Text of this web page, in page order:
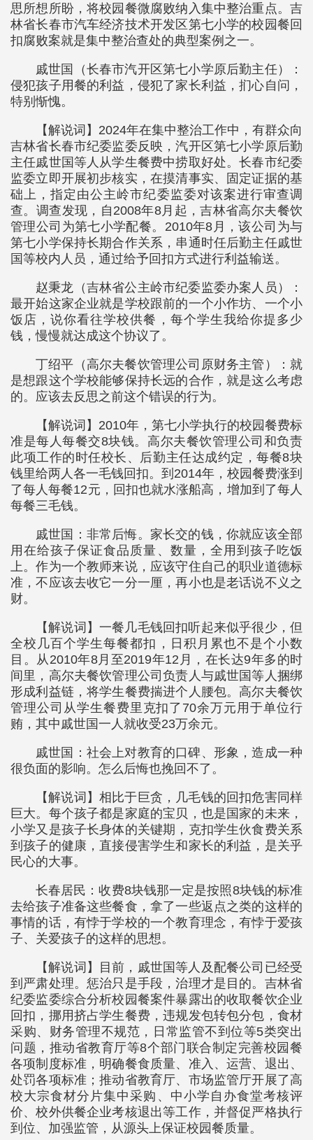
思所想所盼，将校园餐微腐败纳入集中整治重点。吉
林省长春市汽车经济技术开发区第七小学的校园餐回
扣腐败案就是集中整治查处的典型案例之一。
戚世国（长春市汽开区第七小学原后勤主任）：
侵犯孩子用餐的利益，侵犯了家长利益，扪心自问，
特别惭愧。
【解说词】2024年在集中整治工作中，有群众向
吉林省长春市纪委监委反映，汽开区第七小学原后勤
主任戚世国等人从学生餐费中捞取好处。长春市纪委
监委立即开展初步核实，在摸清事实、固定证据的基
础上，指定由公主岭市纪委监委对该案进行审查调
查。调查发现，自2008年8月起，吉林省高尔夫餐饮
管理公司为第七小学配餐。2010年8月，该公司为与
第七小学保持长期合作关系，串通时任后勤主任戚世
国等校内人员，通过给予回扣方式进行利益输送。
赵秉龙（吉林省公主岭市纪委监委办案人员）：
最开始这家企业就是学校跟前的一个小作坊、一个小
饭店，说你看往学校供餐，每个学生我给你提多少
钱，慢慢就达成这个协议了。
丁绍平（高尔夫餐饮管理公司原财务主管）：就
是想跟这个学校能够保持长远的合作，就是这么考虑
的。应该去反思之前这个错误的行为。
【解说词】2010年，第七小学执行的校园餐费标
准是每人每餐交8块钱。高尔夫餐饮管理公司和负责
此项工作的时任校长、后勤主任达成约定，每餐8块
钱里给两人各一毛钱回扣。到2014年，校园餐费涨到
了每人每餐12元，回扣也就水涨船高，增加到了每人
每餐三毛钱。
戚世国：非常后悔。家长交的钱，你就应该全部
用在给孩子保证食品质量、数量，全用到孩子吃饭
上。作为一个教师来说，应该守住自己的职业道德标
准，不应该去收它一分一厘，再小也是老话说不义之
财。
【解说词】一餐几毛钱回扣听起来似乎很少，但
全校几百个学生每餐都扣，日积月累也不是个小数
目。从2010年8月至2019年12月，在长达9年多的时
间里，高尔夫餐饮管理公司负责人与戚世国等人捆绑
形成利益链，将学生餐费揣进个人腰包。高尔夫餐饮
管理公司从学生餐费里克扣了70余万元用于单位行
贿，其中戚世国一人就收受23万余元。
戚世国：社会上对教育的口碑、形象，造成一种
很负面的影响。怎么后悔也挽回不了。
【解说词】相比于巨贪，几毛钱的回扣危害同样
巨大。每个孩子都是家庭的宝贝，也是国家的未来，
小学又是孩子长身体的关键期，克扣学生伙食费关系
到孩子的健康，直接侵害学生和家长的利益，是关乎
民心的大事。
长春居民：收费8块钱那一定是按照8块钱的标准
去给孩子准备这些餐食，拿了一些返点之类的这样的
事情的话，有悖于学校的一个教育理念，有悖于爱孩
子、关爱孩子的这样的思想。
【解说词】目前，戚世国等人及配餐公司已经受
到严肃处理。惩治只是手段，治理才是目的。吉林省
纪委监委综合分析校园餐案件暴露出的收取餐饮企业
回扣，挪用挤占学生餐费，违规发包转包分包，食材
采购、财务管理不规范，日常监管不到位等5类突出
问题，推动省教育厅等8个部门联合制定完善校园餐
各项制度标准，明确餐食质量、准入、运营、退出、
处罚各项标准；推动省教育厅、市场监管厅开展了高
校大宗食材分片集中采购、中小学自办食堂考核评
价、校外供餐企业考核退出等工作，并督促严格执行
到位、加强监管，从源头上保证校园餐质量。